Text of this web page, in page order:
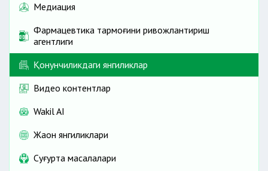
Медиация
Фармацевтика тармоғини ривожлантириш
агентлиги
Қонунчиликдаги янгиликлар
Видео контентлар
Wakil AI
Жаҳон янгиликлари
Cуғурта масалалари